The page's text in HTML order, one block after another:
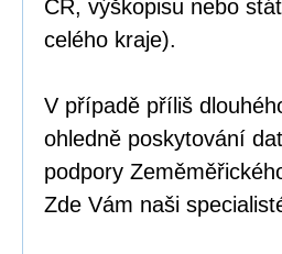
ČR, výškopisu nebo
celého kraje).
V případě příliš
ohledně poskytování
podpory
Zde Vám naši